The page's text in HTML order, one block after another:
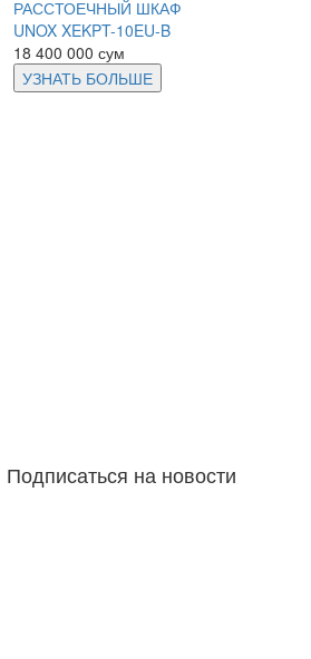
РАССТОЕЧНЫЙ ШКАФ
UNOX XEKPT-10EU-B
18 400 000 сум
УЗНАТЬ БОЛЬШЕ
Подписаться на новости